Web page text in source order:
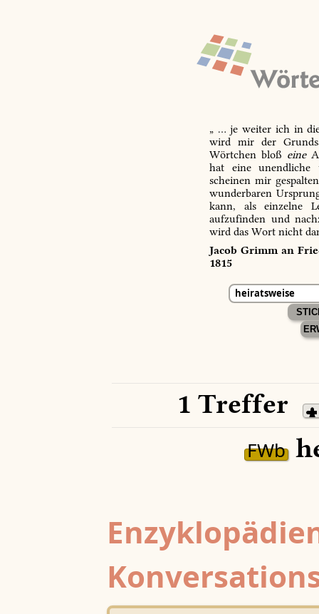
„ … je weiter ich in
wird mir der
Wörtchen bloß eine
hat eine unendliche
scheinen mir
wunderbaren
kann, als einzelne
aufzufinden und
wird das Wort nicht
Jacob Grimm an
1815
1 Treffer
FWb